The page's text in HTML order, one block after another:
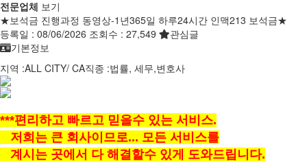
전문업체 보기
★보석금 진행과정 동영상-1년365일 하루24시간 인맥213 보석금★
등록일 : 08/06/2026 조회수 : 27,549
관심글
기본정보
지역 :ALL CITY/ CA직종 :법률, 세무,변호사
***편리하고 빠르고 믿을수 있는 서비스.
저희는 큰 회사이므로... 모든 서비스를
계시는 곳에서 다 해결할수 있게 도와드립니다.